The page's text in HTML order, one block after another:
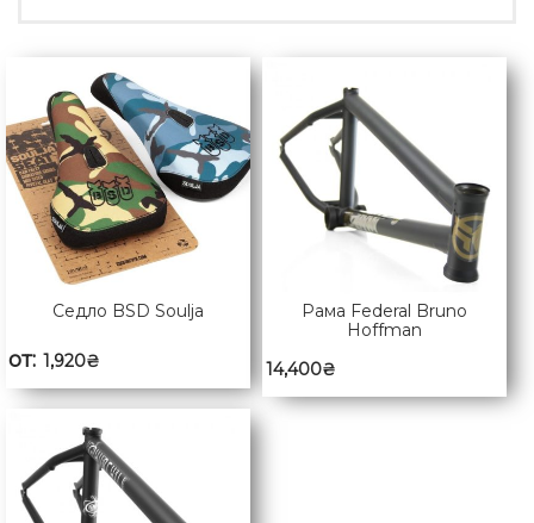
Седло BSD Soulja
от: 1,920₴
Рама Federal Bruno
Hoffman
14,400₴